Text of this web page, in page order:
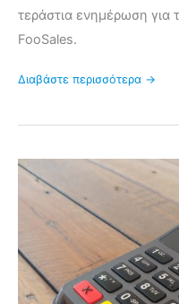
τεράστια ενημέρωση για
FooSales.
Διαβάστε περισσότερα →
Βοηθήστε
δοκιμάσουμε
την
ενσωμάτωση
FooSales